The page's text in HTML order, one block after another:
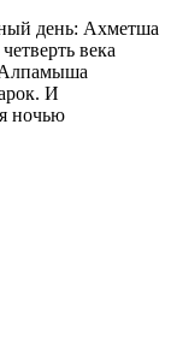
день: Ахметша
века
И
ночью